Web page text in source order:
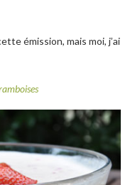
émission, mais moi, j’ai